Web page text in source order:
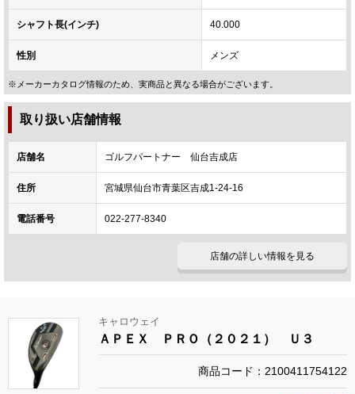
シャフト長(インチ) 40.000
性別 メンズ
※メーカーカタログ情報のため、実商品と異なる場合がございます。
取り扱い店舗情報
店舗名 ゴルフパートナー 仙台吉成店
住所 宮城県仙台市青葉区吉成1-24-16
電話番号 022-277-8340
店舗の詳しい情報を見る
キャロウェイ
ＡＰＥＸ ＰＲＯ（２０２１） Ｕ３
商品コード：2100411754122